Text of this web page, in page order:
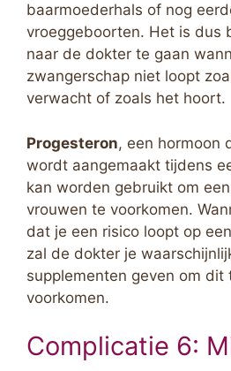
baarmoederhals of nog
vroeggeboorten. Het is dus
naar de dokter te gaan
zwangerschap niet loopt
verwacht of zoals het hoort.
Progesteron, een hormoon
wordt aangemaakt tijdens
kan worden gebruikt om
vrouwen te voorkomen.
dat je een risico loopt op
zal de dokter je
supplementen geven om dit
voorkomen.
Complicatie 6: